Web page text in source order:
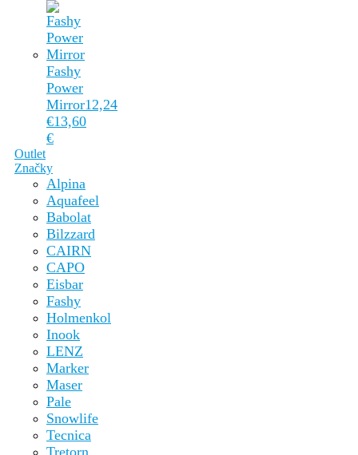
Fashy
Power
Mirror12,24
€13,60
€
Outlet
Značky
Alpina
Aquafeel
Babolat
Bilzzard
CAIRN
CAPO
Eisbar
Fashy
Holmenkol
Inook
LENZ
Marker
Maser
Pale
Snowlife
Tecnica
Tretorn